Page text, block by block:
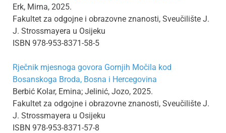
Erk, Mirna, 2025.
Fakultet za odgojne i obrazovne znanosti, Sveučilište J.
J. Strossmayera u Osijeku
ISBN 978-953-8371-58-5
Rječnik mjesnoga govora Gornjih Močila kod
Bosanskoga Broda, Bosna i Hercegovina
Berbić Kolar, Emina; Jelinić, Jozo, 2025.
Fakultet za odgojne i obrazovne znanosti, Sveučilište J.
J. Strossmayera u Osijeku
ISBN 978-953-8371-57-8